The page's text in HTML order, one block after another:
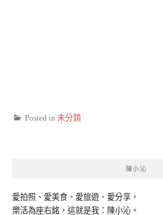
Posted in 未分類
陳小沁
愛拍照、愛美食、愛旅遊、愛分享，
樂活為座右銘，這就是我：陳小沁。